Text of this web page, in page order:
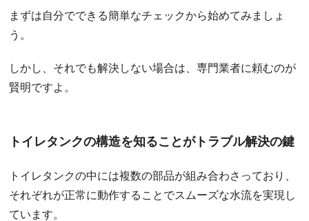
まずは自分でできる簡単なチェックから始めてみましょ
う。
しかし、それでも解決しない場合は、専門業者に頼むのが
賢明ですよ。
トイレタンクの構造を知ることがトラブル解決の鍵
トイレタンクの中には複数の部品が組み合わさっており、
それぞれが正常に動作することでスムーズな水流を実現し
ています。